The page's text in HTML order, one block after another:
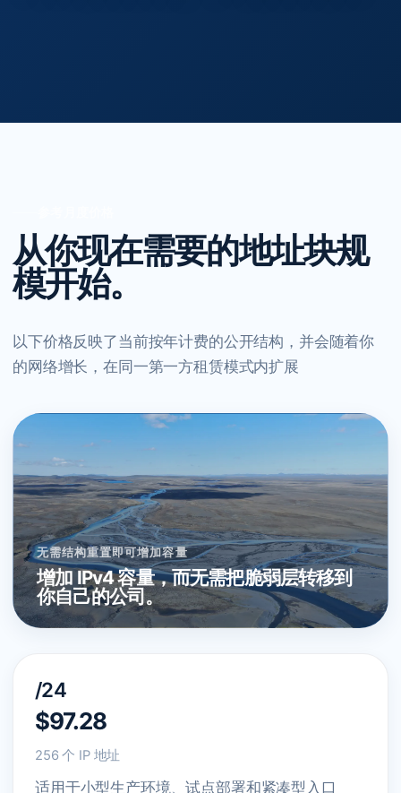
从你现在需要的地址块规
模开始。
以下价格反映了当前按年计费的公开结构，并会随着你
的网络增长，在同一第一方租赁模式内扩展
无需结构重置即可增加容量
增加 IPv4 容量，而无需把脆弱层转移到
你自己的公司。
/24
$97.28
256 个 IP 地址
适用于小型生产环境、试点部署和紧凑型入口